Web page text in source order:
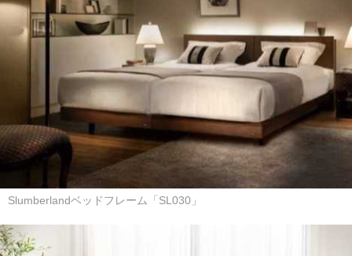
Slumberlandベッドフレーム「SL030」